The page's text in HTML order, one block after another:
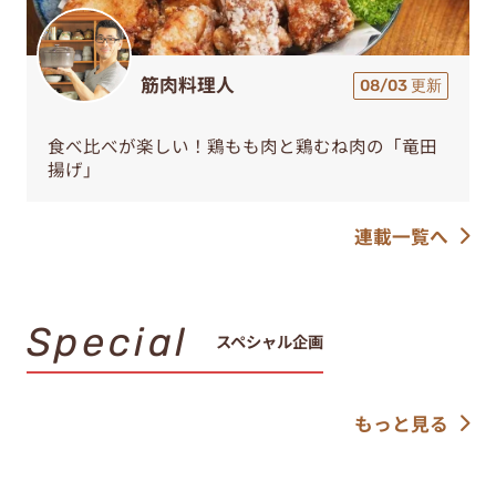
筋肉料理人 08/03 更新
食べ比べが楽しい！鶏もも肉と鶏むね肉の「竜田
揚げ」
連載一覧へ
Special スペシャル企画
もっと見る